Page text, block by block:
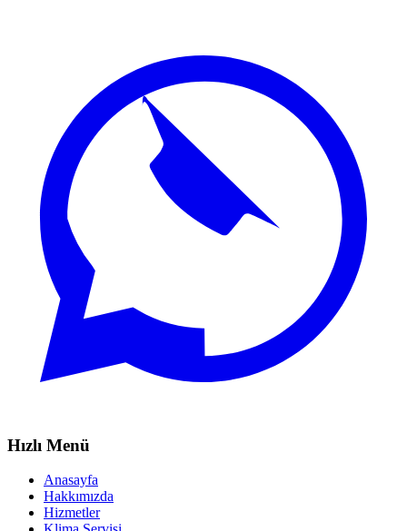
Hızlı Menü
Anasayfa
Hakkımızda
Hizmetler